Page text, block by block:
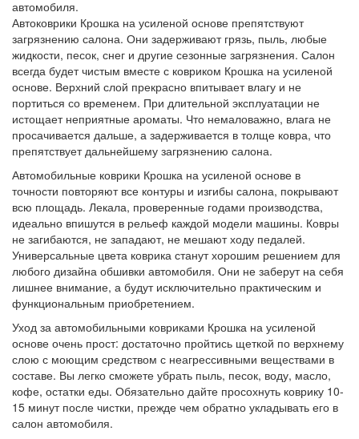
автомобиля.
Автоковрики Крошка на усиленой основе препятствуют
загрязнению салона. Они задерживают грязь, пыль, любые
жидкости, песок, снег и другие сезонные загрязнения. Салон
всегда будет чистым вместе с ковриком Крошка на усиленой
основе. Верхний слой прекрасно впитывает влагу и не
портиться со временем. При длительной эксплуатации не
истощает неприятные ароматы. Что немаловажно, влага не
просачивается дальше, а задерживается в толще ковра, что
препятствует дальнейшему загрязнению салона.
Автомобильные коврики Крошка на усиленой основе в
точности повторяют все контуры и изгибы салона, покрывают
всю площадь. Лекала, проверенные годами производства,
идеально впишутся в рельеф каждой модели машины. Ковры
не загибаются, не западают, не мешают ходу педалей.
Универсальные цвета коврика станут хорошим решением для
любого дизайна обшивки автомобиля. Они не заберут на себя
лишнее внимание, а будут исключительно практическим и
функциональным приобретением.
Уход за автомобильными ковриками Крошка на усиленой
основе очень прост: достаточно пройтись щеткой по верхнему
слою с моющим средством с неагрессивными веществами в
составе. Вы легко сможете убрать пыль, песок, воду, масло,
кофе, остатки еды. Обязательно дайте просохнуть коврику 10-
15 минут после чистки, прежде чем обратно укладывать его в
салон автомобиля.